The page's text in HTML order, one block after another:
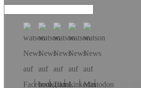
Hol dir die App!